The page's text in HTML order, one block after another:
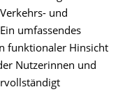
und
umfassendes
funktionaler Hinsicht
Nutzerinnen und